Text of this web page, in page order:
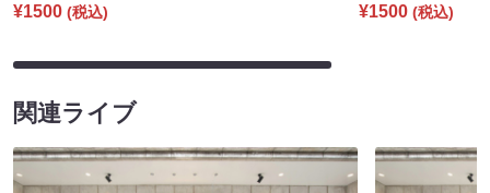
¥1500 (税込)
¥1500 (税込)
関連ライブ